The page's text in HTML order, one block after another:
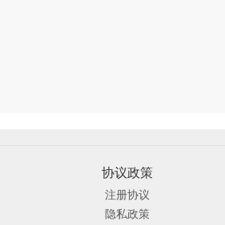
协议政策
注册协议
隐私政策